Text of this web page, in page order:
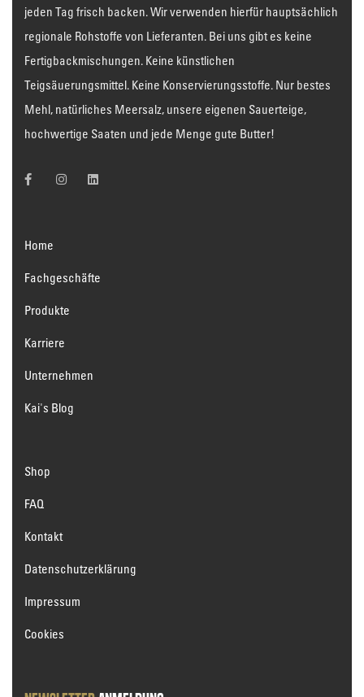
jeden Tag frisch backen. Wir verwenden hierfür hauptsächlich
regionale Rohstoffe von Lieferanten. Bei uns gibt es keine
Fertigbackmischungen. Keine künstlichen
Teigsäuerungsmittel. Keine Konservierungsstoffe. Nur bestes
Mehl, natürliches Meersalz, unsere eigenen Sauerteige,
hochwertige Saaten und jede Menge gute Butter!
Home
Fachgeschäfte
Produkte
Karriere
Unternehmen
Kai's Blog
Shop
FAQ
Kontakt
Datenschutzerklärung
Impressum
Cookies